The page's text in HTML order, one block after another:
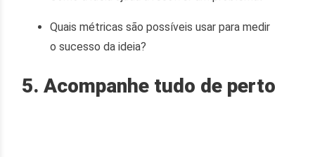
Quais métricas são possíveis usar para medir
o sucesso da ideia?
5. Acompanhe tudo de perto